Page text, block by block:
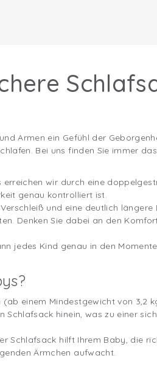
Armen ein Gefühl der
Bei uns finden Sie immer
wir durch eine
genau kontrolliert ist.
und eine deutlich längere
Denken Sie dabei an den
jedes Kind genau in den
einem Mindestgewicht von 3,2
hinein, was zu einer
Schlafsack hilft Ihrem Baby, die
Ärmchen aufwacht.